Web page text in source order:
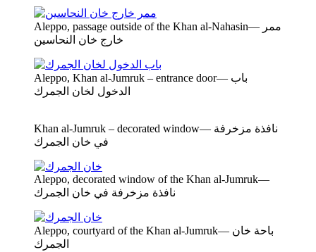
Aleppo, passage outside of the Khan al-Nahasin— ممر
خارج خان النحاسين
Aleppo, Khan al-Jumruk – entrance door— باب
الدخول لخان الجمرك
Khan al-Jumruk – decorated window— نافذة مزخرفة
في خان الجمرك
Aleppo, decorated window of the Khan al-Jumruk—
نافذة مزخرفة في خان الجمرك
Aleppo, courtyard of the Khan al-Jumruk— باحة خان
الجمرك